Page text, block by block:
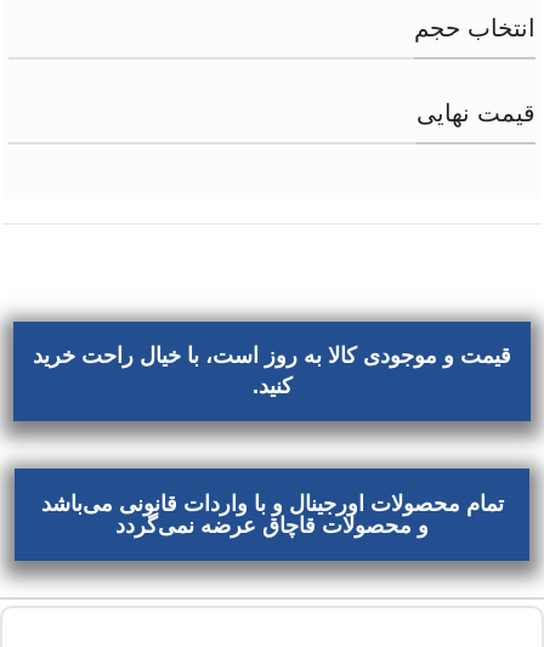
انتخاب حجم
قیمت نهایی
قیمت و موجودی کالا به روز است، با خیال راحت خرید
کنید.
تمام محصولات اورجینال و با واردات قانونی می‌باشد
و محصولات قاچاق عرضه نمی‌گردد